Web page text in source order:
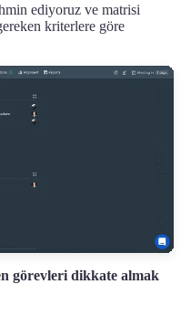
ediyoruz ve matrisi
kriterlere göre
görevleri dikkate almak